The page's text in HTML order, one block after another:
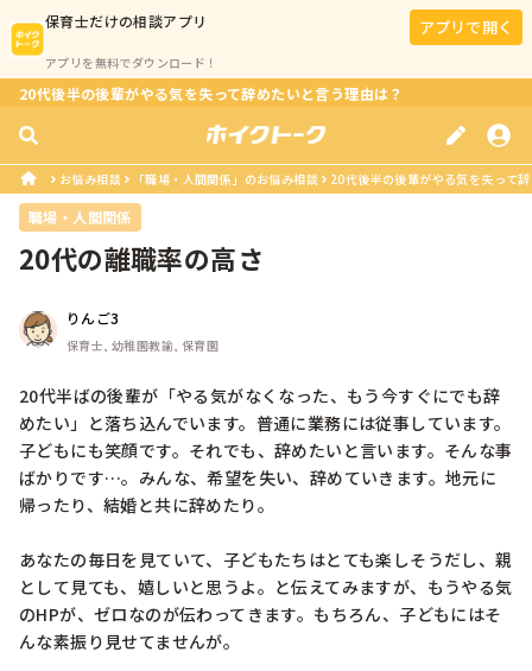
保育士だけの相談アプリ
アプリを無料でダウンロード！
アプリで開く
20代後半の後輩がやる気を失って辞めたいと言う理由は？
お悩み相談 「職場・人間関係」のお悩み相談 20代後半の後輩がやる気を失って
職場・人間関係
20代の離職率の高さ
りんご3
保育士, 幼稚園教諭, 保育園
20代半ばの後輩が「やる気がなくなった、もう今すぐにでも辞
めたい」と落ち込んでいます。普通に業務には従事しています。
子どもにも笑顔です。それでも、辞めたいと言います。そんな事
ばかりです…。みんな、希望を失い、辞めていきます。地元に
帰ったり、結婚と共に辞めたり。
あなたの毎日を見ていて、子どもたちはとても楽しそうだし、親
として見ても、嬉しいと思うよ。と伝えてみますが、もうやる気
のHPが、ゼロなのが伝わってきます。もちろん、子どもにはそ
んな素振り見せてませんが。